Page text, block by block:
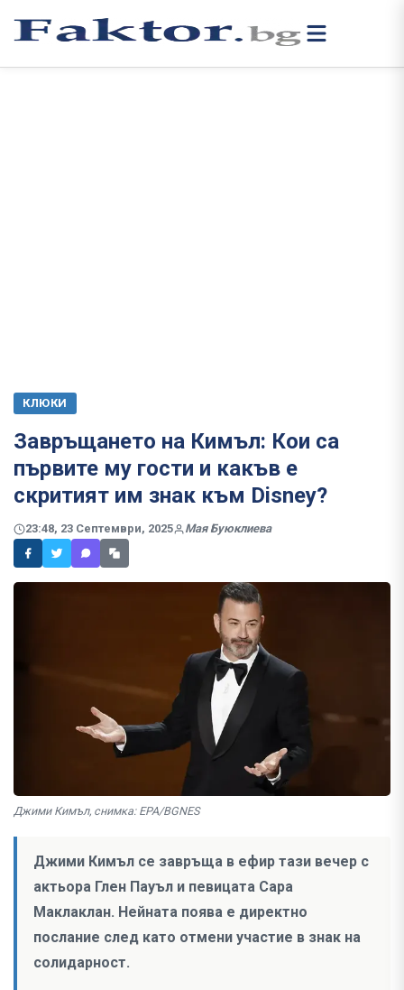
КЛЮКИ
Завръщането на Кимъл: Кои са
първите му гости и какъв е
скритият им знак към Disney?
23:48, 23 Септември, 2025 Мая Буюклиева
Джими Кимъл, снимка: EPA/BGNES
Джими Кимъл се завръща в ефир тази вечер с
актьора Глен Пауъл и певицата Сара
Маклаклан. Нейната поява е директно
послание след като отмени участие в знак на
солидарност.